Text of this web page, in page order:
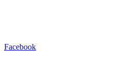
Facebook